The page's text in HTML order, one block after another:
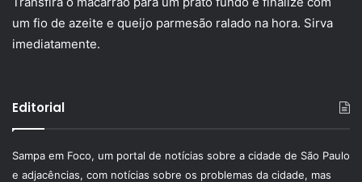
um fio de azeite e queijo parmesão ralado na hora. Sirva
imediatamente.
Editorial
Sampa em Foco, um portal de notícias sobre a cidade de São Paulo
e adjacências, com notícias sobre os problemas da cidade, mas